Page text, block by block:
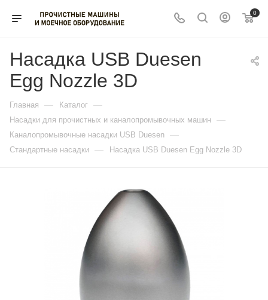
0
Насадка USB Duesen
Egg Nozzle 3D
Главная — Каталог —
Насадки для прочистных и каналопромывочных машин —
Каналопромывочные насадки USB Duesen —
Стандартные насадки — Насадка USB Duesen Egg Nozzle 3D